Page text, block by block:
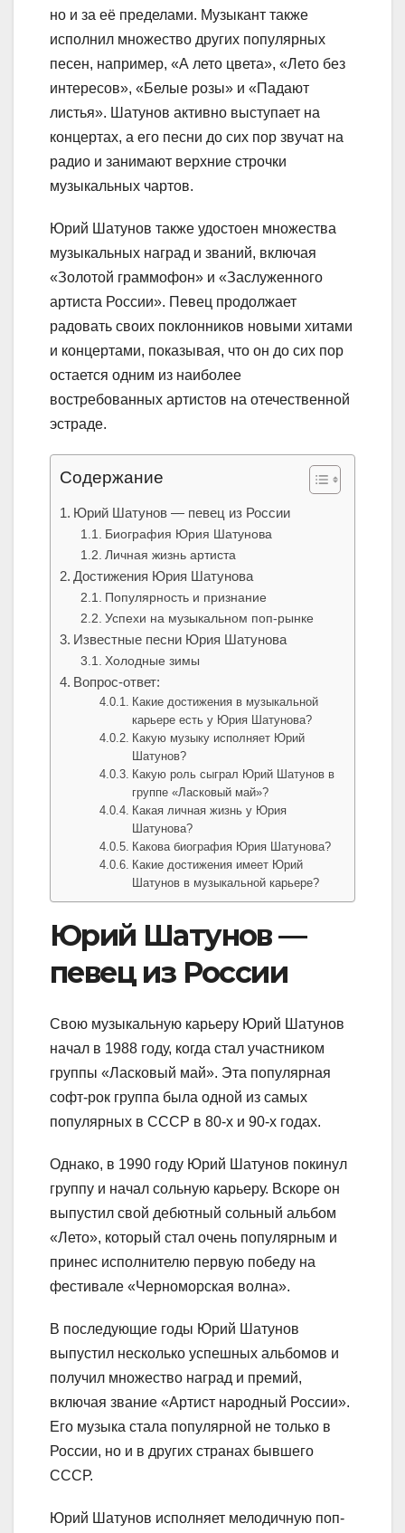
но и за её пределами. Музыкант также
исполнил множество других популярных
песен, например, «А лето цвета», «Лето без
интересов», «Белые розы» и «Падают
листья». Шатунов активно выступает на
концертах, а его песни до сих пор звучат на
радио и занимают верхние строчки
музыкальных чартов.
Юрий Шатунов также удостоен множества
музыкальных наград и званий, включая
«Золотой граммофон» и «Заслуженного
артиста России». Певец продолжает
радовать своих поклонников новыми хитами
и концертами, показывая, что он до сих пор
остается одним из наиболее
востребованных артистов на отечественной
эстраде.
Содержание
Юрий Шатунов — певец из России
Биография Юрия Шатунова
Личная жизнь артиста
Достижения Юрия Шатунова
Популярность и признание
Успехи на музыкальном поп-рынке
Известные песни Юрия Шатунова
Холодные зимы
Вопрос-ответ:
Какие достижения в музыкальной
карьере есть у Юрия Шатунова?
Какую музыку исполняет Юрий
Шатунов?
Какую роль сыграл Юрий Шатунов в
группе «Ласковый май»?
Какая личная жизнь у Юрия
Шатунова?
Какова биография Юрия Шатунова?
Какие достижения имеет Юрий
Шатунов в музыкальной карьере?
Юрий Шатунов —
певец из России
Свою музыкальную карьеру Юрий Шатунов
начал в 1988 году, когда стал участником
группы «Ласковый май». Эта популярная
софт-рок группа была одной из самых
популярных в СССР в 80-х и 90-х годах.
Однако, в 1990 году Юрий Шатунов покинул
группу и начал сольную карьеру. Вскоре он
выпустил свой дебютный сольный альбом
«Лето», который стал очень популярным и
принес исполнителю первую победу на
фестивале «Черноморская волна».
В последующие годы Юрий Шатунов
выпустил несколько успешных альбомов и
получил множество наград и премий,
включая звание «Артист народный России».
Его музыка стала популярной не только в
России, но и в других странах бывшего
СССР.
Юрий Шатунов исполняет мелодичную поп-